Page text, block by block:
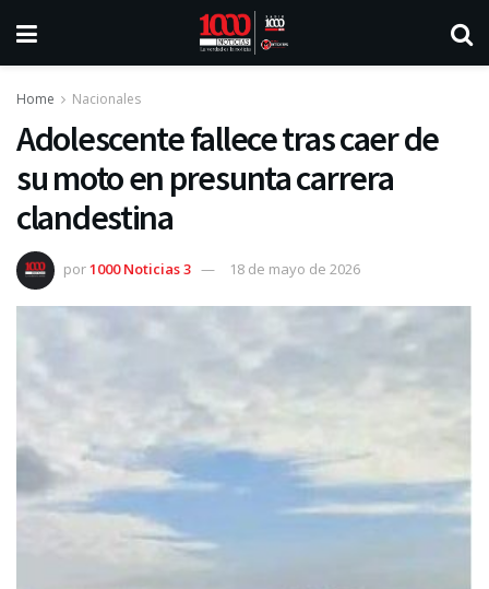
Home Nacionales
Adolescente fallece tras caer de
su moto en presunta carrera
clandestina
por1000 Noticias 3 18 de mayo de 2026